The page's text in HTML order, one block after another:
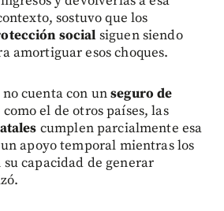
sostuvo que los
social siguen siendo
amortiguar esos choques.
no cuenta con unseguro de
el de otros países, las
cumplen parcialmente esa
apoyo temporal mientras los
capacidad de generar